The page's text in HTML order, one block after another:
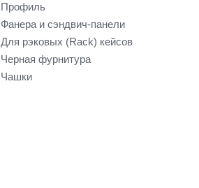
Профиль
Фанера и сэндвич-панели
Для рэковых (Rack) кейсов
Черная фурнитура
Чашки